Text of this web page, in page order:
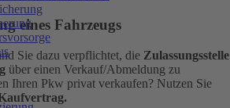
eines Fahrzeugs
Sie dazu verpflichtet, die Zulassungsstelle
über einen Verkauf/Abmeldung zu
Ihren Pkw privat verkaufen? Nutzen Sie